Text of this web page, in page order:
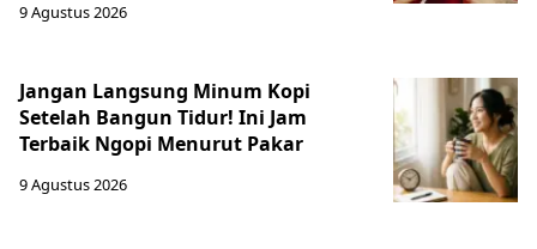
9 Agustus 2026
Jangan Langsung Minum Kopi
Setelah Bangun Tidur! Ini Jam
Terbaik Ngopi Menurut Pakar
9 Agustus 2026